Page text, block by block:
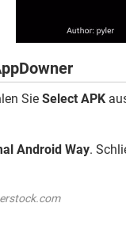
Sie Select APK
Android Way.